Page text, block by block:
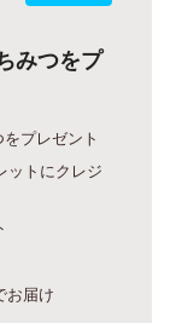
みつをプ
プレゼント
トにクレジ
お届け